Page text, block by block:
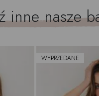
inne nasze
WYPRZEDANE